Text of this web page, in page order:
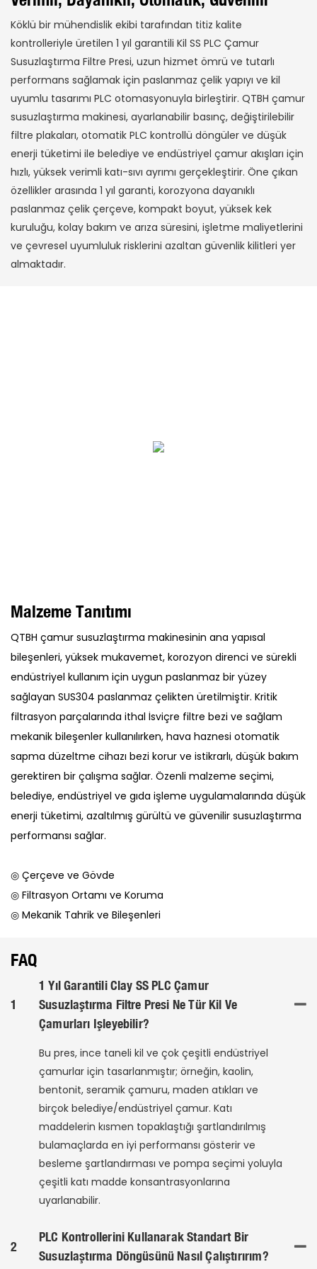
Köklü bir mühendislik ekibi tarafından titiz kalite
kontrolleriyle üretilen 1 yıl garantili Kil SS PLC Çamur
Susuzlaştırma Filtre Presi, uzun hizmet ömrü ve tutarlı
performans sağlamak için paslanmaz çelik yapıyı ve kil
uyumlu tasarımı PLC otomasyonuyla birleştirir. QTBH çamur
susuzlaştırma makinesi, ayarlanabilir basınç, değiştirilebilir
filtre plakaları, otomatik PLC kontrollü döngüler ve düşük
enerji tüketimi ile belediye ve endüstriyel çamur akışları için
hızlı, yüksek verimli katı-sıvı ayrımı gerçekleştirir. Öne çıkan
özellikler arasında 1 yıl garanti, korozyona dayanıklı
paslanmaz çelik çerçeve, kompakt boyut, yüksek kek
kuruluğu, kolay bakım ve arıza süresini, işletme maliyetlerini
ve çevresel uyumluluk risklerini azaltan güvenlik kilitleri yer
almaktadır.
Malzeme Tanıtımı
QTBH çamur susuzlaştırma makinesinin ana yapısal
bileşenleri, yüksek mukavemet, korozyon direnci ve sürekli
endüstriyel kullanım için uygun paslanmaz bir yüzey
sağlayan SUS304 paslanmaz çelikten üretilmiştir. Kritik
filtrasyon parçalarında ithal İsviçre filtre bezi ve sağlam
mekanik bileşenler kullanılırken, hava haznesi otomatik
sapma düzeltme cihazı bezi korur ve istikrarlı, düşük bakım
gerektiren bir çalışma sağlar. Özenli malzeme seçimi,
belediye, endüstriyel ve gıda işleme uygulamalarında düşük
enerji tüketimi, azaltılmış gürültü ve güvenilir susuzlaştırma
performansı sağlar.
◎ Çerçeve ve Gövde
◎ Filtrasyon Ortamı ve Koruma
◎ Mekanik Tahrik ve Bileşenleri
FAQ
1
1 Yıl Garantili Clay SS PLC Çamur
Susuzlaştırma Filtre Presi Ne Tür Kil Ve
Çamurları Işleyebilir?
Bu pres, ince taneli kil ve çok çeşitli endüstriyel
çamurlar için tasarlanmıştır; örneğin, kaolin,
bentonit, seramik çamuru, maden atıkları ve
birçok belediye/endüstriyel çamur. Katı
maddelerin kısmen topaklaştığı şartlandırılmış
bulamaçlarda en iyi performansı gösterir ve
besleme şartlandırması ve pompa seçimi yoluyla
çeşitli katı madde konsantrasyonlarına
uyarlanabilir.
2
PLC Kontrollerini Kullanarak Standart Bir
Susuzlaştırma Döngüsünü Nasıl Çalıştırırım?